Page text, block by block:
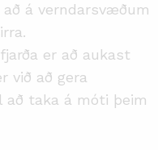
á verndarsvæðum
er að aukast
við að gera
taka á móti þeim